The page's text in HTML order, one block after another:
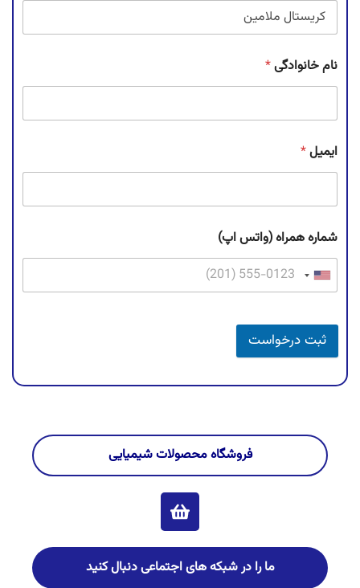
نام خانوادگی*
ایمیل*
شماره همراه (واتس اپ)
ثبت درخواست
فروشگاه محصولات شیمیایی
ما را در شبکه های اجتماعی دنبال کنید